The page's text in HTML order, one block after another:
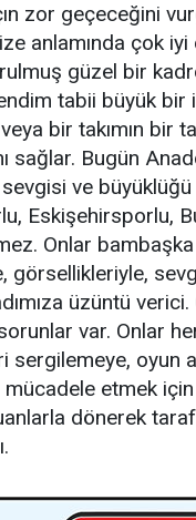
zor geçeceğini
anlamında çok
güzel bir
tabii büyük
bir takımın bir
sağlar. Bugün
ve
Eskişehirsporlu,
Onlar
görsellikleriyle,
üzüntü
sorunlar var. Onlar
oyun
etmek
dönerek